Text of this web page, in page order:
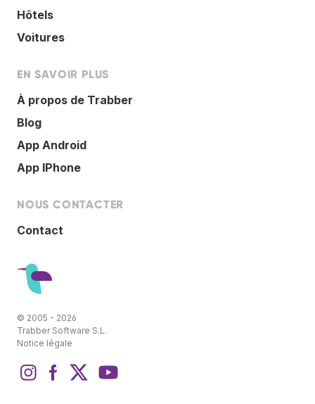
Hôtels
Voitures
EN SAVOIR PLUS
À propos de Trabber
Blog
App Android
App IPhone
NOUS CONTACTER
Contact
© 2005 - 2026
Trabber Software S.L.
Notice légale